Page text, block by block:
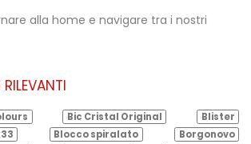
alla home e navigare tra i nostri
Bic Cristal Original
Blister
Blocco spiralato
Borgonovo